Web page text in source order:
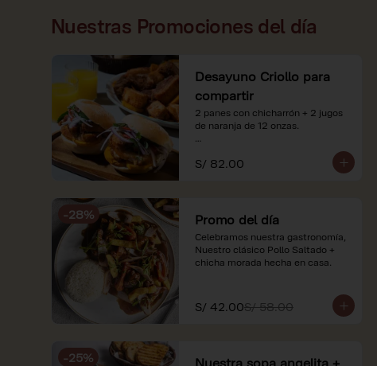
Nuestras Promociones del día
Desayuno Criollo para
compartir
2 panes con chicharrón + 2 jugos
de naranja de 12 onzas.
expresados en soles e incluyen
S/ 82.00
-28% Promo del día
Celebramos nuestra gastronomía,
Nuestro clásico Pollo Saltado +
chicha morada hecha en casa.
S/ 42.00S/ 58.00
-25%
Nuestra sopa angelita +